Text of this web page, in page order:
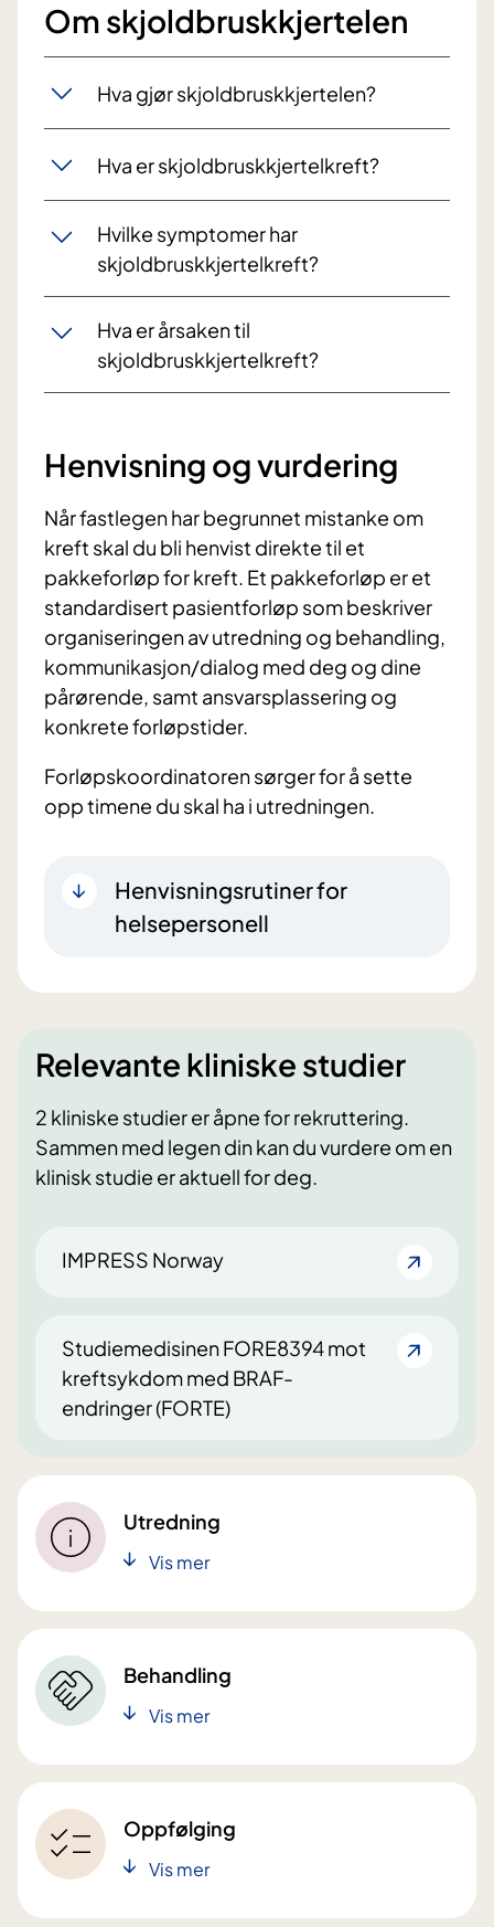
Om skjoldbruskkjertelen
Hva gjør skjoldbruskkjertelen?
Hva er skjoldbruskkjertelkreft?
Hvilke symptomer har
skjoldbruskkjertelkreft?
Hva er årsaken til
skjoldbruskkjertelkreft?
Henvisning og vurdering
Når fastlegen har begrunnet mistanke om
kreft skal du bli henvist direkte til et
pakkeforløp for kreft. Et pakkeforløp er et
standardisert pasientforløp som beskriver
organiseringen av utredning og behandling,
kommunikasjon/dialog med deg og dine
pårørende, samt ansvarsplassering og
konkrete forløpstider.
Forløpskoordinatoren sørger for å sette
opp timene du skal ha i utredningen.
Henvisningsrutiner for
helsepersonell
Relevante kliniske studier
2 kliniske studier er åpne for rekruttering.
Sammen med legen din kan du vurdere om en
klinisk studie er aktuell for deg.
IMPRESS Norway
Studiemedisinen FORE8394 mot
kreftsykdom med BRAF-
endringer (FORTE)
Utredning
Vis mer
Behandling
Vis mer
Oppfølging
Vis mer